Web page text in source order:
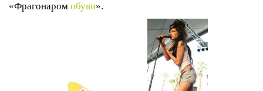
«Фрагонаром обуви».